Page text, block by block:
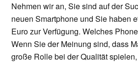
Nehmen wir an, Sie sind auf der
neuen Smartphone und Sie haben
Euro zur Verfügung. Welches
Wenn Sie der Meinung sind, dass
große Rolle bei der Qualität